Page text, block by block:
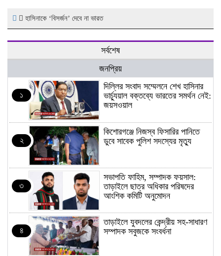
হাসিনাকে ‘বিসর্জন’ দেবে না ভারত
সর্বশেষ
জনপ্রিয়
১
দিল্লির সংবাদ সম্মেলনে শেখ হাসিনার
ভার্চ্যুয়াল বক্তব্যে ভারতের সমর্থন নেই:
জয়সওয়াল
২
কিশোরগঞ্জে নিজস্ব ফিসারির পানিতে
ডুবে সাবেক পুলিশ সদস্যের মৃত্যু
৩
সভাপতি ফাহিম, সম্পাদক ফয়সাল:
তাড়াইলে ছাত্র অধিকার পরিষদের
আংশিক কমিটি অনুমোদন
৪
তাড়াইলে যুবদলের কেন্দ্রীয় সহ-সাধারণ
সম্পাদক সবুজকে সংবর্ধনা